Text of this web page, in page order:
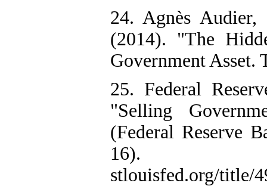
24. Agnès
(2014). "The
Government Asset.
25. Federal
"Selling
(Federal Reserve
16).
stlouisfed.org/title/